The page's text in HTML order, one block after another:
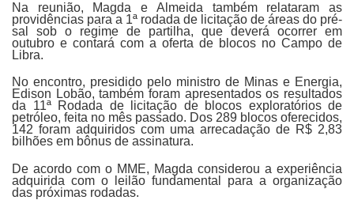
Na reunião, Magda e Almeida também relataram as
providências para a 1ª rodada de licitação de áreas do pré-
sal sob o regime de partilha, que deverá ocorrer em
outubro e contará com a oferta de blocos no Campo de
Libra.
No encontro, presidido pelo ministro de Minas e Energia,
Edison Lobão, também foram apresentados os resultados
da 11ª Rodada de licitação de blocos exploratórios de
petróleo, feita no mês passado. Dos 289 blocos oferecidos,
142 foram adquiridos com uma arrecadação de R$ 2,83
bilhões em bônus de assinatura.
De acordo com o MME, Magda considerou a experiência
adquirida com o leilão fundamental para a organização
das próximas rodadas.